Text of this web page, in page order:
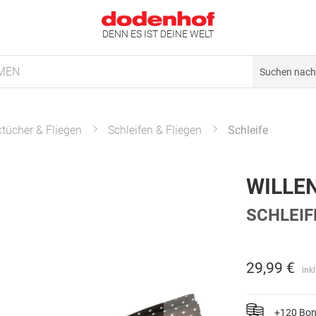
DENN ES IST DEINE WELT
& Fliegen Schleifen & Fliegen Schleife
29,99 €
+120